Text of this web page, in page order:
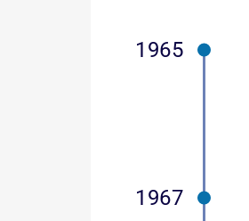
1965
1967